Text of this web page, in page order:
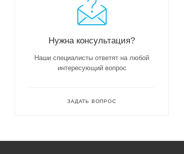
Нужна консультация?
Наши специалисты ответят на любой
интересующий вопрос
ЗАДАТЬ ВОПРОС